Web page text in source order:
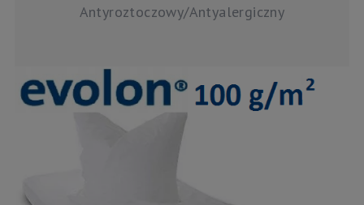
Antyroztoczowy/Antyalergiczny